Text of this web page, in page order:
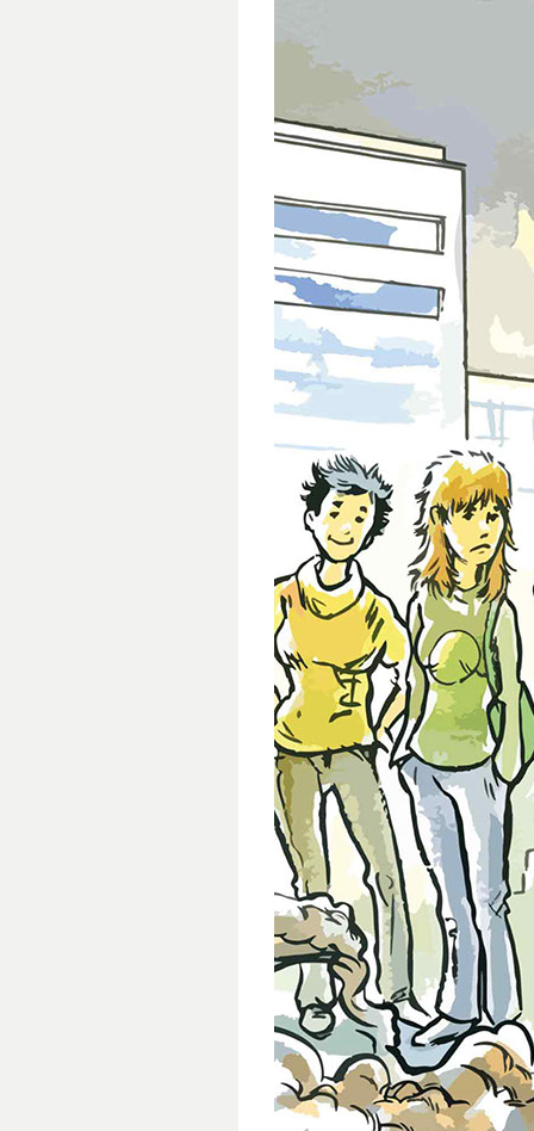
Ici, je dessine plus en mode
coloriage. Avec donc un
travail où la sensibilité est plus mise
d'avoir un écran calibré, ce qui est